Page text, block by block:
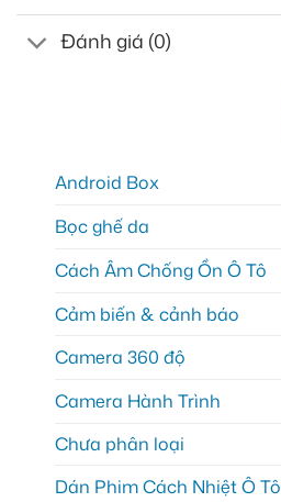
Đánh giá (0)
Android Box
Bọc ghế da
Cách Âm Chống Ồn Ô Tô
Cảm biến & cảnh báo
Camera 360 độ
Camera Hành Trình
Chưa phân loại
Dán Phim Cách Nhiệt Ô Tô